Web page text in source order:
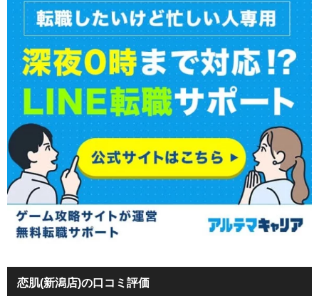
恋肌(新潟店)の口コミ評価